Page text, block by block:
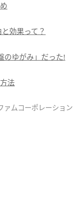
効果って？
ゆがみ」だった!
法
ァムコーポレーション